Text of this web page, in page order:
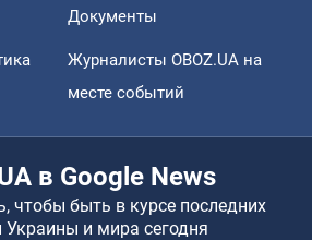
Документы
Журналисты OBOZ.UA на
месте событий
в Google News
чтобы быть в курсе последних
Украины и мира сегодня